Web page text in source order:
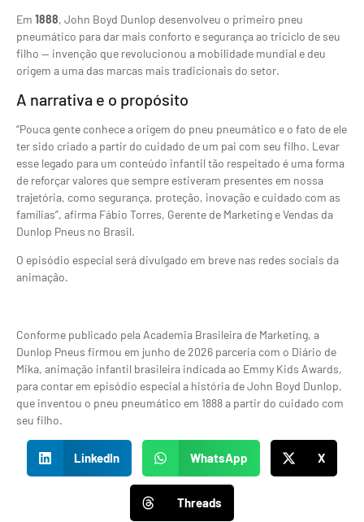
Em 1888, John Boyd Dunlop desenvolveu o primeiro pneu
pneumático para dar mais conforto e segurança ao triciclo de seu
filho — invenção que revolucionou a mobilidade mundial e deu
origem a uma das marcas mais tradicionais do setor.
A narrativa e o propósito
“Pouca gente conhece a origem do pneu pneumático e o fato de ele
ter sido criado a partir do cuidado de um pai com seu filho. Levar
esse legado para um conteúdo infantil tão respeitado é uma forma
de reforçar valores que sempre estiveram presentes em nossa
trajetória, como segurança, proteção, inovação e cuidado com as
famílias”, afirma Fábio Torres, Gerente de Marketing e Vendas da
Dunlop Pneus no Brasil.
O episódio especial será divulgado em breve nas redes sociais da
animação.
Conforme publicado pela Academia Brasileira de Marketing, a
Dunlop Pneus firmou em junho de 2026 parceria com o Diário de
Mika, animação infantil brasileira indicada ao Emmy Kids Awards,
para contar em episódio especial a história de John Boyd Dunlop,
que inventou o pneu pneumático em 1888 a partir do cuidado com
seu filho.
LinkedIn WhatsApp X
Threads